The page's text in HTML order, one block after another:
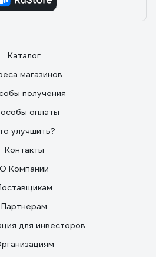
Каталог
магазинов
получения
оплаты
улучшить?
Контакты
О Компании
Партнерам
для инвесторов